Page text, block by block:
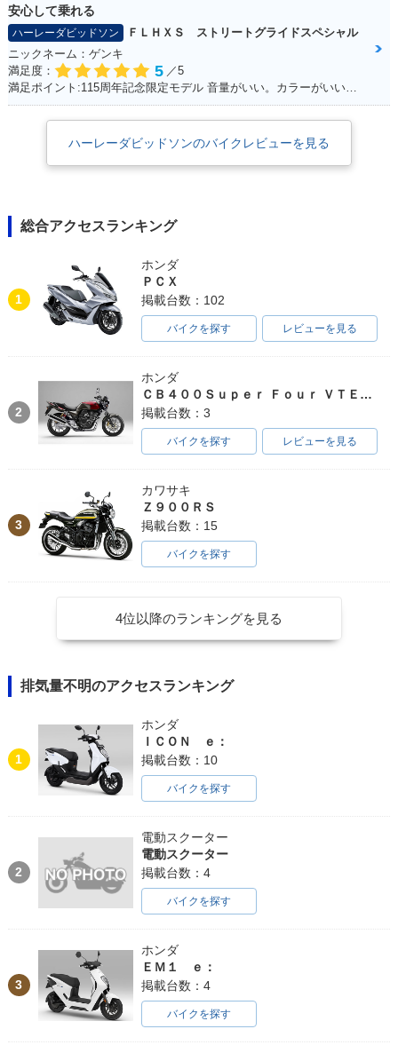
安心して乗れる
ハーレーダビッドソン
ＦＬＨＸＳ ストリートグライドスペシャル
ニックネーム：ゲンキ
満足度：
5 ／5
満足ポイント:115周年記念限定モデル 音量がいい。カラーがいい！カムを交換している。音が良くなった。 外観をいじってカスタムしていきたい。
ハーレーダビッドソンのバイクレビューを見る
総合アクセスランキング
1
ホンダ
ＰＣＸ
掲載台数：102
バイクを探す レビューを見る
2
ホンダ
ＣＢ４００Ｓｕｐｅｒ Ｆｏｕｒ ＶＴＥＣ ＳＰＥＣ３
掲載台数：3
バイクを探す レビューを見る
3
カワサキ
Ｚ９００ＲＳ
掲載台数：15
バイクを探す
4位以降のランキングを見る
排気量不明のアクセスランキング
1
ホンダ
ＩＣＯＮ ｅ：
掲載台数：10
バイクを探す
2
電動スクーター
電動スクーター
掲載台数：4
バイクを探す
3
ホンダ
ＥＭ１ ｅ：
掲載台数：4
バイクを探す